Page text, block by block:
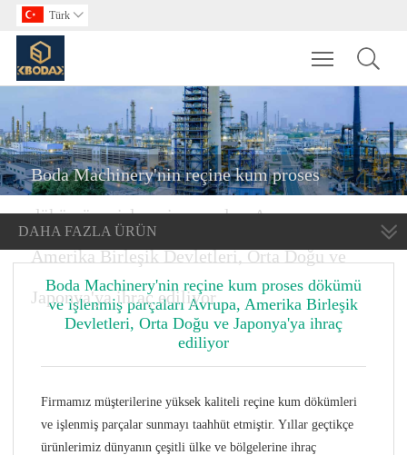
Türk 
Toggle
Boda Machinery'nin reçine kum proses
dökümü ve işlenmiş parçaları Avrupa,
Amerika Birleşik Devletleri, Orta Doğu ve
Japonya'ya ihraç ediliyor
DAHA FAZLA ÜRÜN
Boda Machinery'nin reçine kum proses dökümü
ve işlenmiş parçaları Avrupa, Amerika Birleşik
Devletleri, Orta Doğu ve Japonya'ya ihraç
ediliyor
Firmamız müşterilerine yüksek kaliteli reçine kum dökümleri
ve işlenmiş parçalar sunmayı taahhüt etmiştir. Yıllar geçtikçe
ürünlerimiz dünyanın çeşitli ülke ve bölgelerine ihraç